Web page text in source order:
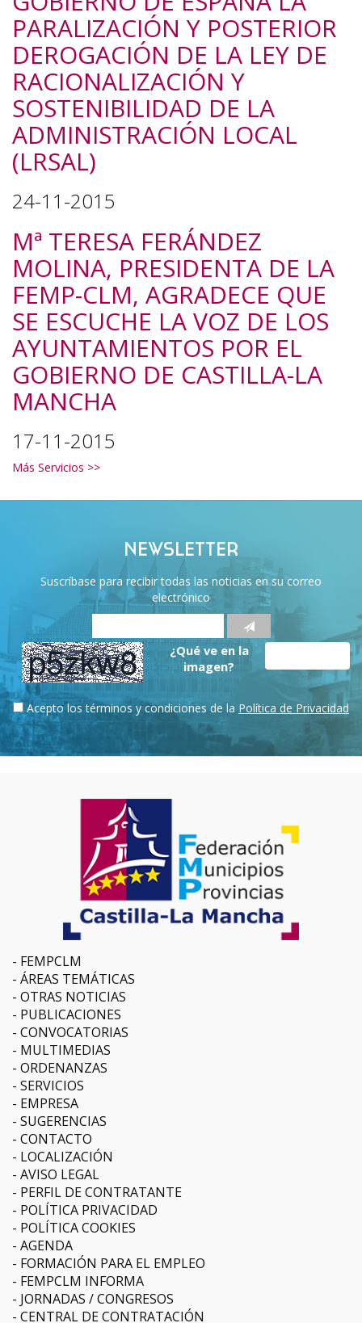
PARALIZACIÓN Y POSTERIOR
DEROGACIÓN DE LA LEY DE
RACIONALIZACIÓN Y
SOSTENIBILIDAD DE LA
ADMINISTRACIÓN LOCAL
(LRSAL)
24-11-2015
Mª TERESA FERÁNDEZ
MOLINA, PRESIDENTA DE LA
FEMP-CLM, AGRADECE QUE
SE ESCUCHE LA VOZ DE LOS
AYUNTAMIENTOS POR EL
GOBIERNO DE CASTILLA-LA
MANCHA
17-11-2015
Más Servicios >>
NEWSLETTER
Suscríbase para recibir todas las noticias en su correo
electrónico
¿Qué ve en la
imagen?
Acepto los términos y condiciones de la Política de Privacidad
FEMPCLM
ÁREAS TEMÁTICAS
OTRAS NOTICIAS
PUBLICACIONES
CONVOCATORIAS
MULTIMEDIAS
ORDENANZAS
SERVICIOS
EMPRESA
SUGERENCIAS
CONTACTO
LOCALIZACIÓN
AVISO LEGAL
PERFIL DE CONTRATANTE
POLÍTICA PRIVACIDAD
POLÍTICA COOKIES
AGENDA
FORMACIÓN PARA EL EMPLEO
FEMPCLM INFORMA
JORNADAS / CONGRESOS
CENTRAL DE CONTRATACIÓN